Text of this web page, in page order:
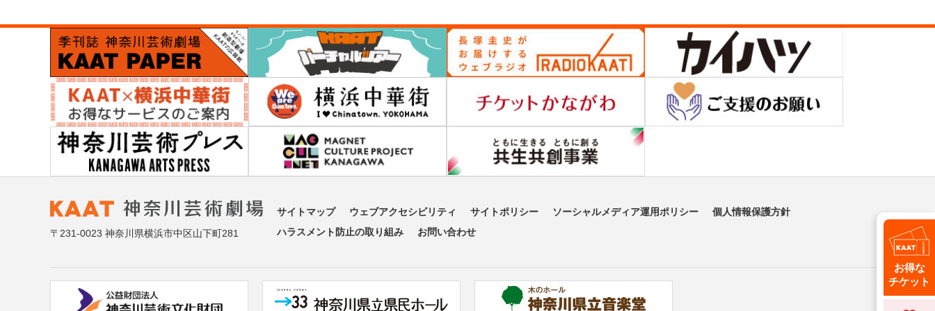
お得な
チケット
〒231-0023 神奈川県横浜市中区山下町281
サイトマップ ウェブアクセシビリティ サイトポリシー ソーシャルメディア運用ポリシー
個人情報保護方針
ハラスメント防止の取り組み
お問い合わせ